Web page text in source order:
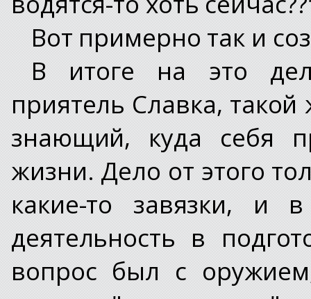
Вот примерно так и
В итоге на это
приятель Славка,
знающий, куда себя
жизни. Дело от этого
какие-то завязки, и
деятельность в
вопрос был с